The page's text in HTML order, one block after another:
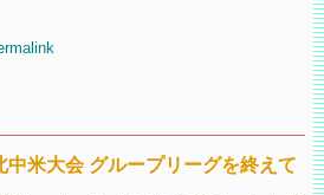
中米大会 グループリーグを終えて